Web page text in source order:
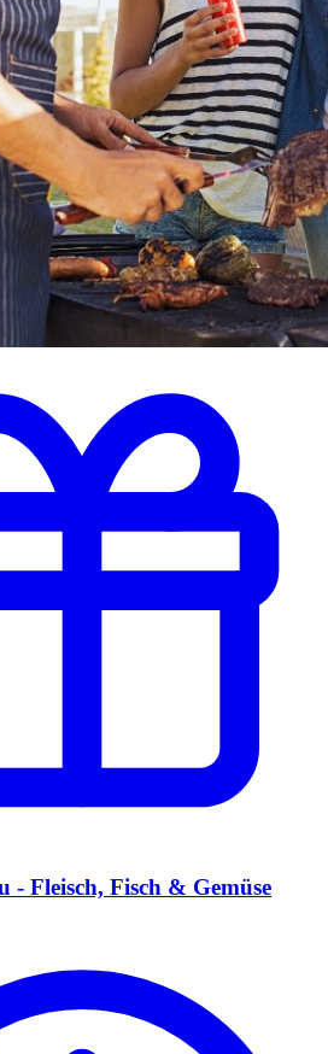
- Fleisch, Fisch & Gemüse